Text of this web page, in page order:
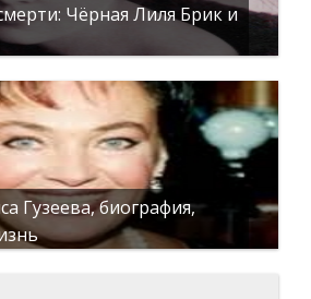
Чёрная Лиля Брик и
Гузеева, биография,